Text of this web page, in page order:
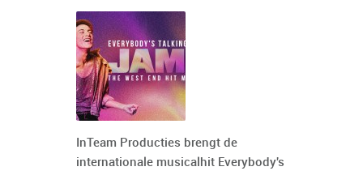
InTeam Producties brengt de
internationale musicalhit Everybody's